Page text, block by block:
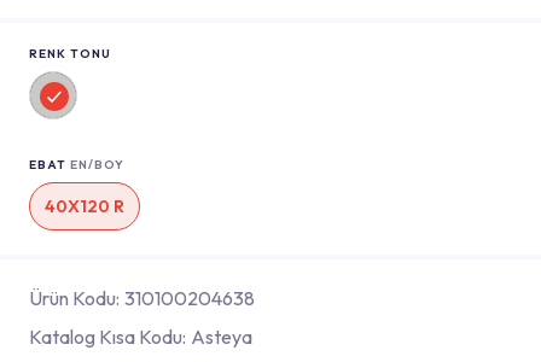
RENK TONU
EBAT EN/BOY
40X120 R
Ürün Kodu: 310100204638
Katalog Kısa Kodu: Asteya